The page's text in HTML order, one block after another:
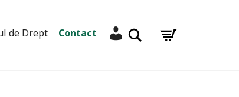
de Drept Contact Contul meuCaută